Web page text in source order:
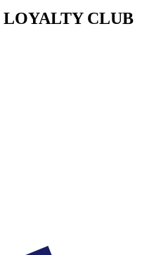
CLUB